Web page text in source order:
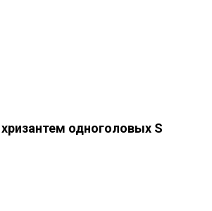
одноголовых S